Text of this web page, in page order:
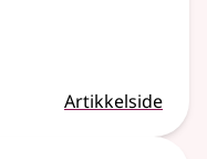
Artikkelside